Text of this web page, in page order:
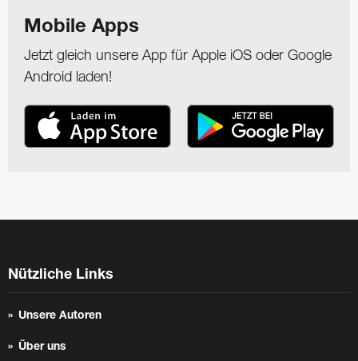
Mobile Apps
Jetzt gleich unsere App für Apple iOS oder Google
Android laden!
Nützliche Links
Unsere Autoren
Über uns